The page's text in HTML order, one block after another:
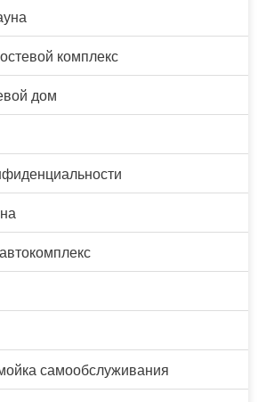
комплекс
дом
самообслуживания